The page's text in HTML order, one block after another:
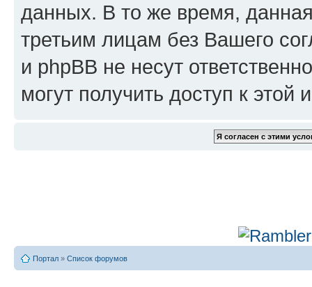
данных. В то же время,
третьим лицам без Вашего
и phpBB не несут
могут получить доступ к
Портал » Список форумов